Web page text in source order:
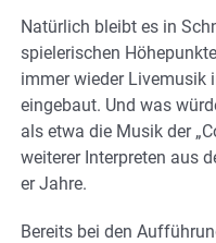
Natürlich bleibt es in
spielerischen
immer wieder Livemusik
eingebaut. Und was
als etwa die Musik der
weiterer Interpreten aus
er Jahre.
Bereits bei den